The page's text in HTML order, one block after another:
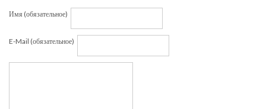
Имя (обязательное)
E-Mail (обязательное)